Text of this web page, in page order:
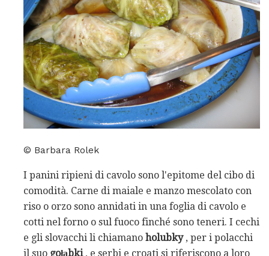
© Barbara Rolek
I panini ripieni di cavolo sono l'epitome del cibo di
comodità. Carne di maiale e manzo mescolato con
riso o orzo sono annidati in una foglia di cavolo e
cotti nel forno o sul fuoco finché sono teneri. I cechi
e gli slovacchi li chiamano holubky, per i polacchi
il suo gołąbki, e serbi e croati si riferiscono a loro